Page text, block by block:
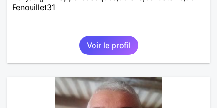
Fenouillet31
Voir le profil